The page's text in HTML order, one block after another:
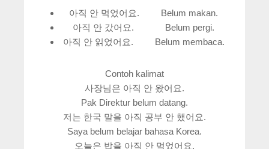
아직 안 먹었어요. Belum makan.
아직 안 갔어요. Belum pergi.
아직 안 읽었어요. Belum membaca.
Contoh kalimat
사장님은 아직 안 왔어요.
Pak Direktur belum datang.
저는 한국 말을 아직 공부 안 했어요.
Saya belum belajar bahasa Korea.
오늘은 밥을 아직 안 먹었어요.